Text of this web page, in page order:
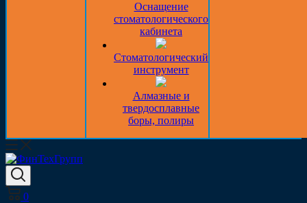
Оснащение
стоматологического
кабинета
Стоматологический
инструмент
Алмазные и
твердосплавные
боры, полиры
0